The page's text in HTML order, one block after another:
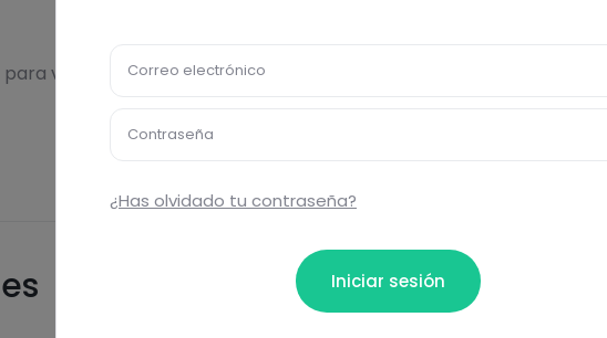
para ver la información nutricional de las recetas, y desbloquear
Correo electrónico
Contraseña
¿Has olvidado tu contraseña?
Iniciar sesión